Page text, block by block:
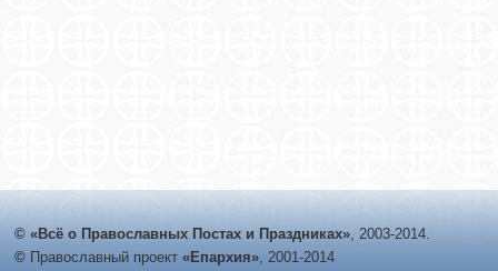
© «Всё о Православных Постах и Праздниках», 2003-2014.
© Православный проект «Епархия», 2001-2014